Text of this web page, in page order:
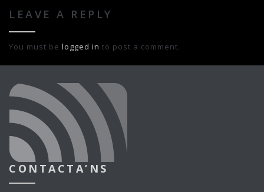
LEAVE A REPLY
You must be logged in to post a comment.
CONTACTA’NS